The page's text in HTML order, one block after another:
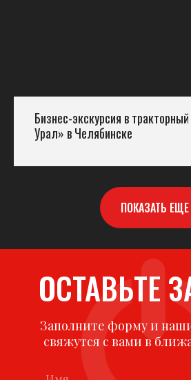
Бизнес-экскурсия в
Урал» в Челябинске
ПОКАЗАТЬ ЕЩЕ
ОСТАВЬТЕ
Заполните форму и
свяжутся с вами в